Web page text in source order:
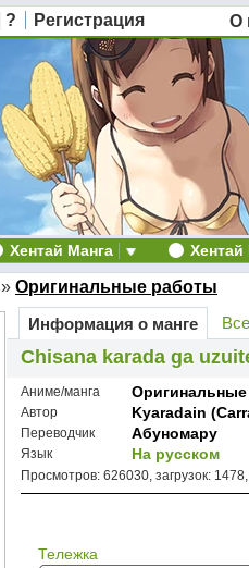
? Регистрация О
Хентай Манга
» Оригинальные работы
Информация о манге
Chisana karada ga
Аниме/манга
Автор Kyaradain
Переводчик Абуномару
Язык На русском
Просмотров: 626030, загрузок:
Тележка